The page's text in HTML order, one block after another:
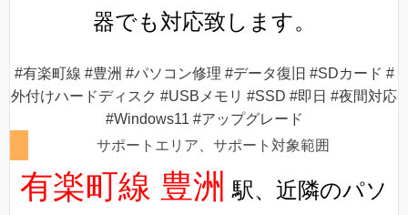
器でも対応致します。
#有楽町線 #豊洲 #パソコン修理 #データ復旧 #SDカード #
外付けハードディスク #USBメモリ #SSD #即日 #夜間対応
#Windows11 #アップグレード
サポートエリア、サポート対象範囲
有楽町線 豊洲 駅、近隣のパソ